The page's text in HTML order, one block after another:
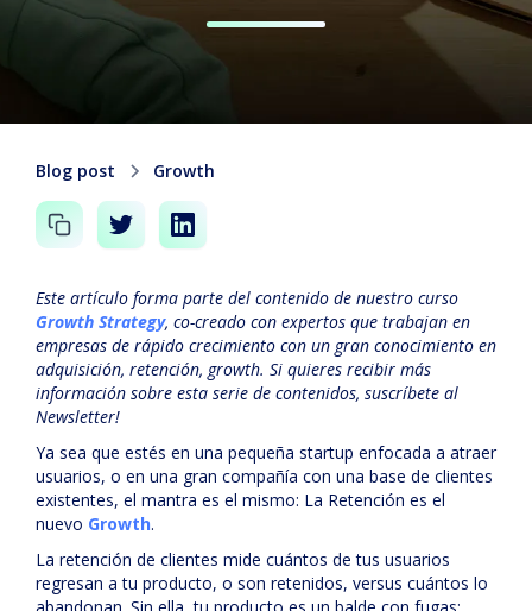
Blog post Growth
Este artículo forma parte del contenido de nuestro curso
Growth Strategy, co-creado con expertos que trabajan en
empresas de rápido crecimiento con un gran conocimiento en
adquisición, retención, growth. Si quieres recibir más
información sobre esta serie de contenidos, suscríbete al
Newsletter!
Ya sea que estés en una pequeña startup enfocada a atraer
usuarios, o en una gran compañía con una base de clientes
existentes, el mantra es el mismo: La Retención es el
nuevo Growth.
La retención de clientes mide cuántos de tus usuarios
regresan a tu producto, o son retenidos, versus cuántos lo